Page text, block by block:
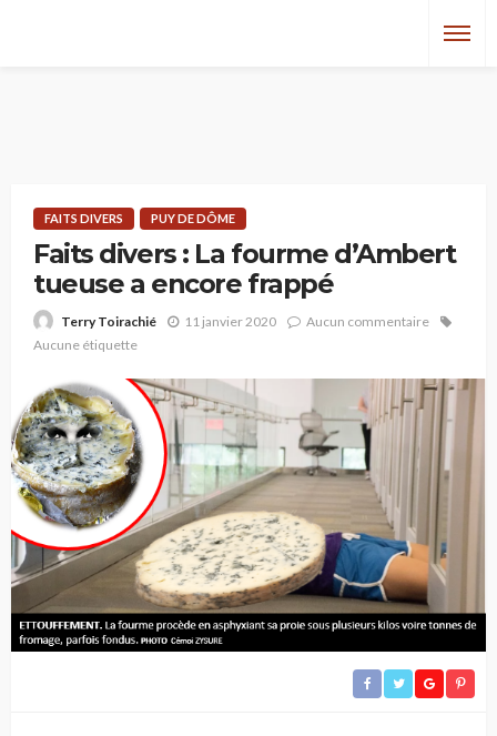
FAITS DIVERS PUY DE DÔME
Faits divers : La fourme d’Ambert
tueuse a encore frappé
Terry Toirachié 11 janvier 2020
Aucun commentaire
Aucune étiquette